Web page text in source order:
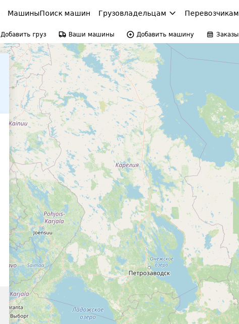
МашиныПоиск машин Грузовладельцам Перевозчикам
Добавить груз Ваши машины Добавить машину Заказы